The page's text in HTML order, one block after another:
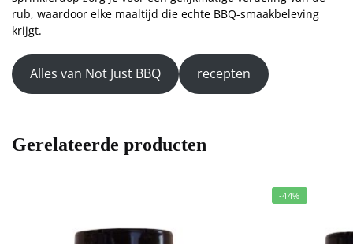
rub, waardoor elke maaltijd die echte BBQ-smaakbeleving
krijgt.
Alles van Not Just BBQ recepten
Gerelateerde producten
-44%